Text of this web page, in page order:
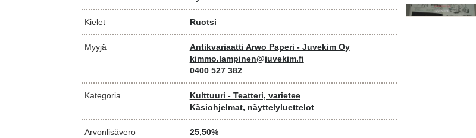
Kielet Ruotsi
Myyjä
Antikvariaatti Arwo Paperi - Juvekim Oy
kimmo.lampinen@juvekim.fi
0400 527 382
Kategoria
Kulttuuri - Teatteri, varietee
Käsiohjelmat, näyttelyluettelot
Arvonlisävero 25,50%